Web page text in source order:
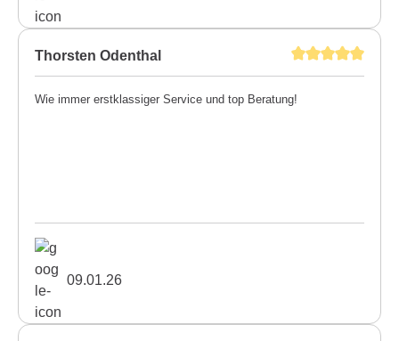
Thorsten Odenthal
Wie immer erstklassiger Service und top Beratung!
09.01.26